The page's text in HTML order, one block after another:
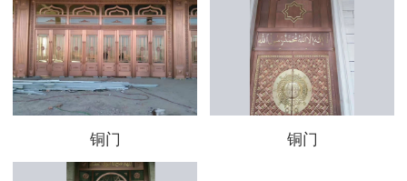
铜门 铜门